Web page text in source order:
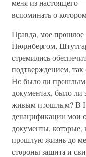
меня из настоящего
вспоминать о
Правда, мое прошлое
Нюрнбергом,
стремились
подтверждением,
Но было ли прошлым
документах, было ли
живым прошлым? В
денацификации мои
документы, которые,
прошлую жизнь до
стороны защита и